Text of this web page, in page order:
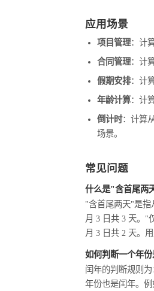
应用场景
项目管理：计
合同管理：计
假期安排：计
年龄计算：计
倒计时：计算
场景。
常见问题
什么是"含首尾两
"含首尾两天"是指
月 3 日共 3 天。"
月 3 日共 2 天。
如何判断一个年份
闰年的判断规则
年份也是闰年。例